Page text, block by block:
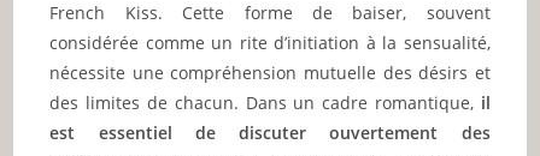
French Kiss. Cette forme de baiser, souvent
considérée comme un rite d’initiation à la sensualité,
nécessite une compréhension mutuelle des désirs et
des limites de chacun. Dans un cadre romantique,il
est essentiel de discuter ouvertement des